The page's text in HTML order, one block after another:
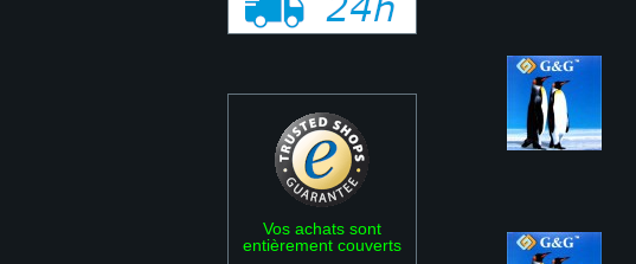
Vos achats sont
entièrement couverts